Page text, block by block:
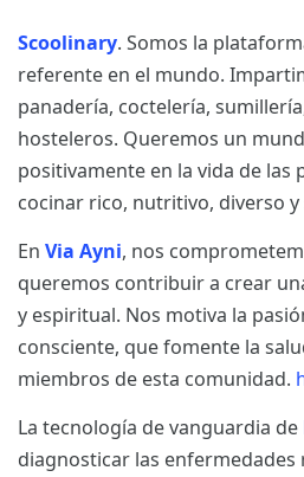
Scoolinary. Somos la
referente en el mundo.
panadería, coctelería,
hosteleros. Queremos un
positivamente en la vida de
cocinar rico, nutritivo, diverso y
En Via Ayni, nos
queremos contribuir a crear
y espiritual. Nos motiva la
consciente, que fomente la
miembros de esta comunidad.
La tecnología de vanguardia de
diagnosticar las